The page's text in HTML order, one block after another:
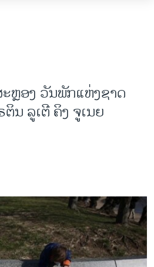
ສະຫະລັດ 2024
ຫຼອງ ວັນພັກແຫ່ງຊາດ
ນ ລູເຕີ ຄິງ ຈູເນຍ